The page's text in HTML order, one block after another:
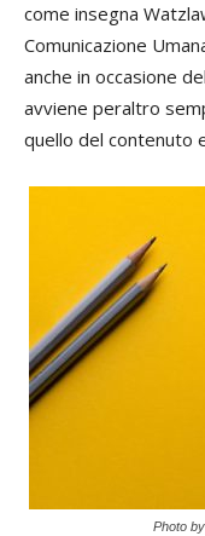
come insegna
Comunicazione
anche in occasione
avviene peraltro
quello del contenuto
Photo